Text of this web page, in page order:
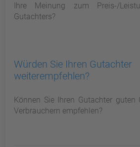
Ihre Meinung zum Preis-/
Gutachters?
Würden Sie Ihren Gutachter
weiterempfehlen?
Können Sie Ihren Gutachter guten
Verbrauchern empfehlen?